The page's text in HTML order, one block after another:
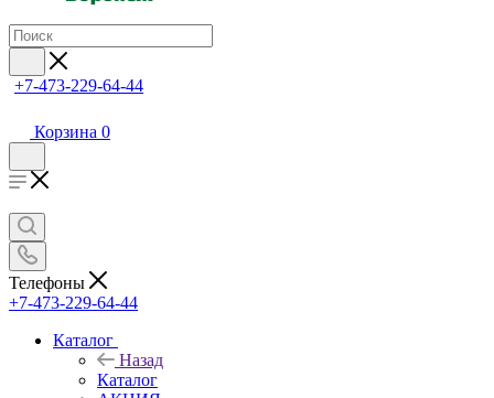
+7-473-229-64-44
Корзина 0
Телефоны
+7-473-229-64-44
Каталог
Назад
Каталог